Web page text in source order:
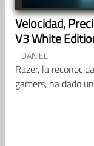
Velocidad,
V3 White
DANIEL
Razer, la
gamers, ha dado